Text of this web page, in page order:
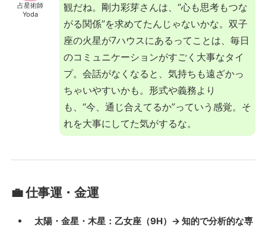
占星術師
Yoda
観だね。剛力彩芽さんは、“心も思考もつな
がる関係”を求めてたんじゃないかな。双子
座の火星が7ハウスにあるってことは、毎日
のコミュニケーションがすごく大事なタイ
プ。会話がなくなると、気持ちも遠ざかっ
ちゃいやすいかも。形式や義務より
も、“今、通じ合えてるか”っていう感覚。そ
れを大事にしてた気がするな。
💼 仕事運・金運
太陽・金星・木星：乙女座（9H）→ 知的で分析的な専